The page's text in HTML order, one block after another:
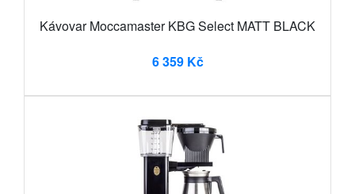
Kávovar Moccamaster KBG Select MATT BLACK
6 359 Kč